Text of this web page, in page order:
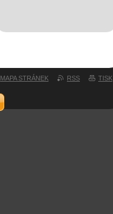
MAPA STRÁNEK RSS TISK